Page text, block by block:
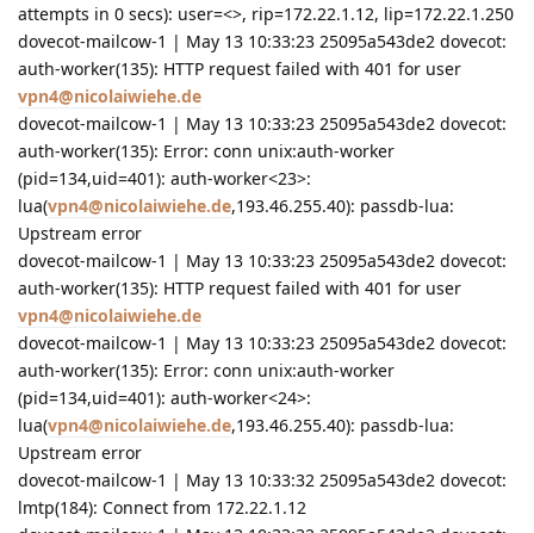
attempts in 0 secs): user=<>, rip=172.22.1.12, lip=172.22.1.250
dovecot-mailcow-1 | May 13 10:33:23 25095a543de2 dovecot:
auth-worker(135): HTTP request failed with 401 for user
vpn4@nicolaiwiehe.de
dovecot-mailcow-1 | May 13 10:33:23 25095a543de2 dovecot:
auth-worker(135): Error: conn unix:auth-worker
(pid=134,uid=401): auth-worker<23>:
lua(vpn4@nicolaiwiehe.de,193.46.255.40): passdb-lua:
Upstream error
dovecot-mailcow-1 | May 13 10:33:23 25095a543de2 dovecot:
auth-worker(135): HTTP request failed with 401 for user
vpn4@nicolaiwiehe.de
dovecot-mailcow-1 | May 13 10:33:23 25095a543de2 dovecot:
auth-worker(135): Error: conn unix:auth-worker
(pid=134,uid=401): auth-worker<24>:
lua(vpn4@nicolaiwiehe.de,193.46.255.40): passdb-lua:
Upstream error
dovecot-mailcow-1 | May 13 10:33:32 25095a543de2 dovecot:
lmtp(184): Connect from 172.22.1.12